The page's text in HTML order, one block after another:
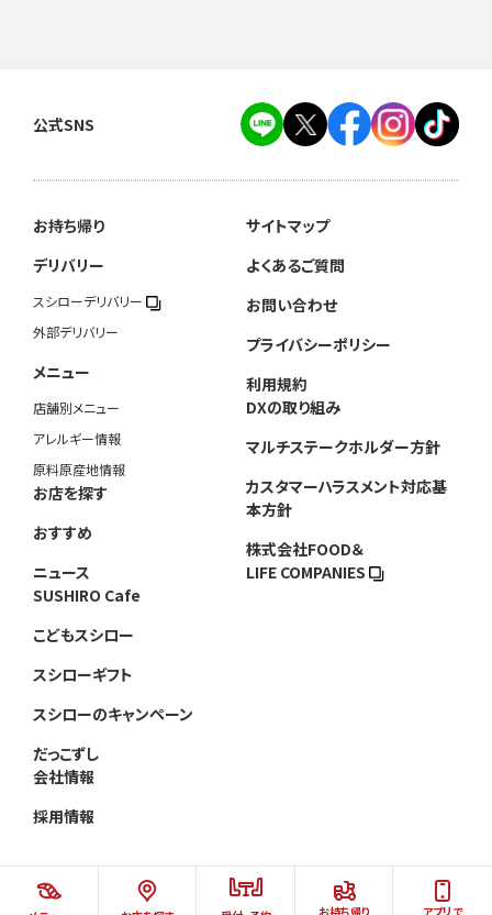
お持ち帰り アプリで
公式SNS
お持ち帰り
デリバリー
スシローデリバリー
外部デリバリー
メニュー
店舗別メニュー
アレルギー情報
原料原産地情報
お店を探す
おすすめ
ニュース
SUSHIRO Cafe
こどもスシロー
スシローギフト
スシローのキャンペーン
だっこずし
会社情報
採用情報
サイトマップ
よくあるご質問
お問い合わせ
プライバシーポリシー
利用規約
DXの取り組み
マルチステークホルダー方針
カスタマーハラスメント対応基
本方針
株式会社FOOD＆
LIFE COMPANIES